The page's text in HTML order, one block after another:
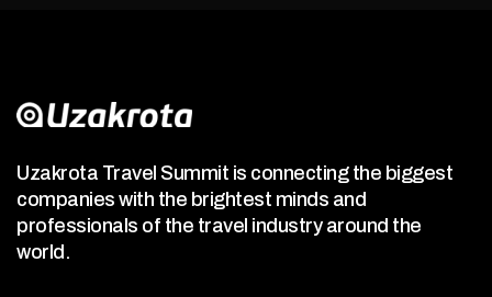
Uzakrota Travel Summit is connecting the biggest
companies with the brightest minds and
professionals of the travel industry around the
world.